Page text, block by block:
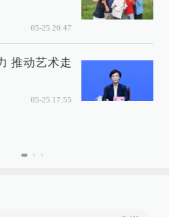
05-25 20:47
推动艺术走
05-25 17:55